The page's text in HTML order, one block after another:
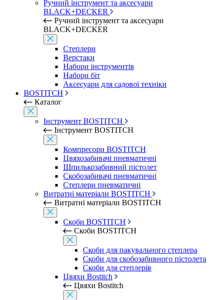
Ручний інструмент та аксесуари
BLACK+DECKER
Ручний інструмент та аксесуари
BLACK+DECKER
Степлери
Верстаки
Набори інструментів
Набори біт
Аксесуари для садової техніки
BOSTITCH
Каталог
Інструмент BOSTITCH
Інструмент BOSTITCH
Компресори BOSTITCH
Цвяхозабивачі пневматичні
Шпилькозабивний пістолет
Скобозабивачі пневматичні
Степлери пневматичні
Витратні матеріали BOSTITCH
Витратні матеріали BOSTITCH
Скоби BOSTITCH
Скоби BOSTITCH
Скоби для пакувального степлера
Скоби для скобозабивного пістолета
Скоби для степлерів
Цвяхи Bostitch
Цвяхи Bostitch